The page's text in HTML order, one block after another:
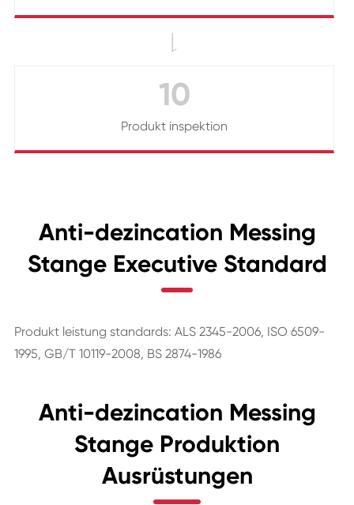

10
Produkt inspektion
Anti-dezincation Messing
Stange Executive Standard
Produkt leistung standards: ALS 2345-2006, ISO 6509-
1995, GB/T 10119-2008, BS 2874-1986
Anti-dezincation Messing
Stange Produktion
Ausrüstungen